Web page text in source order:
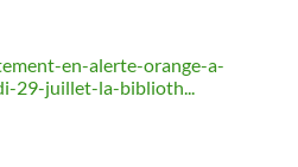
en-alerte-orange-a-
29-juillet-la-biblioth...